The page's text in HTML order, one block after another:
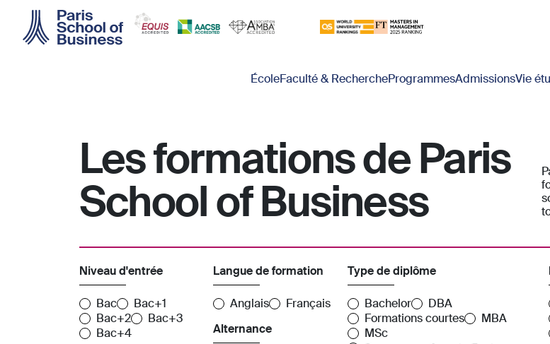
ÉcoleFaculté & RechercheProgrammesAdmissionsVie
Les formations de Paris
School of Business
Niveau d'entrée
Bac
Bac+1
Bac+2
Bac+3
Bac+4
Langue de formation
Anglais
Français
Alternance
Type de diplôme
Bachelor
DBA
Formations courtes
MBA
MSc